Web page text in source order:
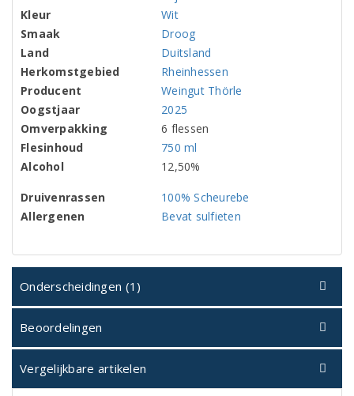
Kleur
Wit
Smaak
Droog
Land
Duitsland
Herkomstgebied
Rheinhessen
Producent
Weingut Thörle
Oogstjaar
2025
Omverpakking
6 flessen
Flesinhoud
750 ml
Alcohol
12,50%
Druivenrassen
100% Scheurebe
Allergenen
Bevat sulfieten
Onderscheidingen (1)
Beoordelingen
Vergelijkbare artikelen